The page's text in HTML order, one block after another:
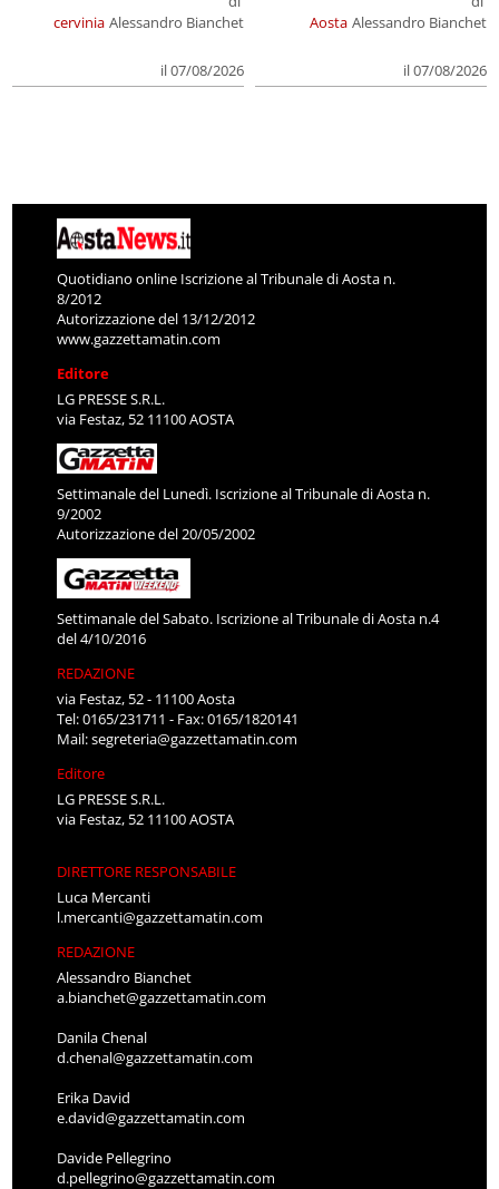
cervinia Alessandro Bianchet
il 07/08/2026
Aosta Alessandro Bianchet
il 07/08/2026
Quotidiano online Iscrizione al Tribunale di Aosta n.
8/2012
Autorizzazione del 13/12/2012
www.gazzettamatin.com
Editore
LG PRESSE S.R.L.
via Festaz, 52 11100 AOSTA
Settimanale del Lunedì. Iscrizione al Tribunale di Aosta n.
9/2002
Autorizzazione del 20/05/2002
Settimanale del Sabato. Iscrizione al Tribunale di Aosta n.4
del 4/10/2016
REDAZIONE
via Festaz, 52 - 11100 Aosta
Tel: 0165/231711 - Fax: 0165/1820141
Mail:segreteria@gazzettamatin.com
Editore
LG PRESSE S.R.L.
via Festaz, 52 11100 AOSTA
DIRETTORE RESPONSABILE
Luca Mercanti
l.mercanti@gazzettamatin.com
REDAZIONE
Alessandro Bianchet
a.bianchet@gazzettamatin.com
Danila Chenal
d.chenal@gazzettamatin.com
Erika David
e.david@gazzettamatin.com
Davide Pellegrino
d.pellegrino@gazzettamatin.com